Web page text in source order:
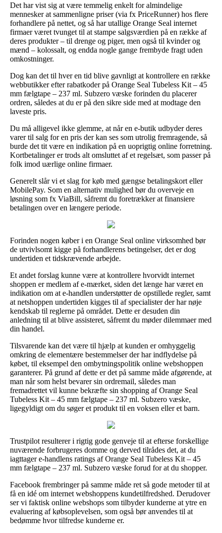
Det har vist sig at være temmelig enkelt for almindelige
mennesker at sammenligne priser (via fx PriceRunner) hos flere
forhandlere på nettet, og så har utallige Orange Seal internet
firmaer været tvunget til at stampe salgsværdien på en række af
deres produkter – til drenge og piger, men også til kvinder og
mænd – kolossalt, og endda nogle gange frembyde fragt uden
omkostninger.
Dog kan det til hver en tid blive gavnligt at kontrollere en række
webbutikker efter rabatkoder på Orange Seal Tubeless Kit – 45
mm fælgtape – 237 ml. Subzero væske forinden du placerer
ordren, således at du er på den sikre side med at modtage den
laveste pris.
Du må alligevel ikke glemme, at når en e-butik udbyder deres
varer til salg for en pris der kan ses som utrolig fremragende, så
burde det tit være en indikation på en uoprigtig online forretning.
Kortbetalinger er trods alt omsluttet af et regelsæt, som passer på
folk imod uærlige online firmaer.
Generelt slår vi et slag for køb med gængse betalingskort eller
MobilePay. Som en alternativ mulighed bør du overveje en
løsning som fx ViaBill, såfremt du foretrækker at finansiere
betalingen over en længere periode.
Forinden nogen køber i en Orange Seal online virksomhed bør
de utvivlsomt kigge på forhandlerens betingelser, det er dog
undertiden et tidskrævende arbejde.
Et andet forslag kunne være at kontrollere hvorvidt internet
shoppen er medlem af e-mærket, siden det længe har været en
indikation om at e-handlen understøtter de opstillede regler, samt
at netshoppen undertiden kigges til af specialister der har nøje
kendskab til reglerne på området. Dette er desuden din
anledning til at blive assisteret, såfremt du møder dilemmaer med
din handel.
Tilsvarende kan det være til hjælp at kunden er omhyggelig
omkring de elementære bestemmelser der har indflydelse på
købet, til eksempel den ombytningspolitik online webshoppen
garanterer. På grund af dette er det på samme måde afgørende, at
man når som helst bevarer sin ordremail, således man
fremadrettet vil kunne bekræfte sin shopping af Orange Seal
Tubeless Kit – 45 mm fælgtape – 237 ml. Subzero væske,
ligegyldigt om du søger et produkt til en voksen eller et barn.
Trustpilot resulterer i rigtig gode genveje til at efterse forskellige
nuværende forbrugeres domme og derved tilrådes det, at du
iagttager e-handlens ratings af Orange Seal Tubeless Kit – 45
mm fælgtape – 237 ml. Subzero væske forud for at du shopper.
Facebook frembringer på samme måde ret så gode metoder til at
få en idé om internet webshoppens kundetilfredshed. Derudover
ser vi faktisk online webshops som tilbyder kunderne at ytre en
evaluering af købsoplevelsen, som også bør anvendes til at
bedømme hvor tilfredse kunderne er.